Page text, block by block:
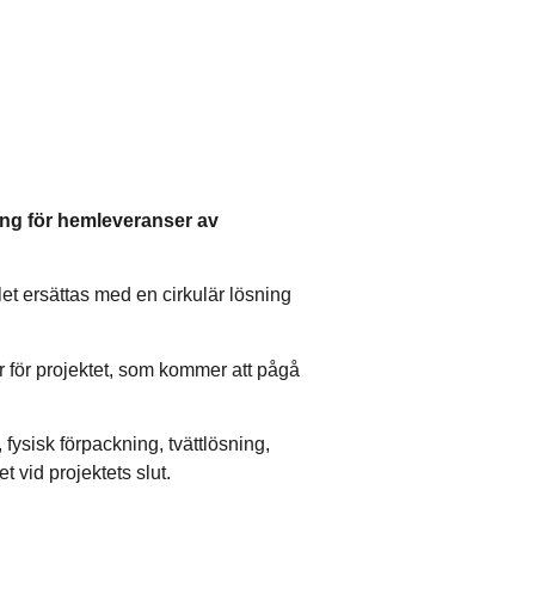
för hemleveranser av
ersättas med en cirkulär lösning
projektet, som kommer att pågå
förpackning, tvättlösning,
vid projektets slut.